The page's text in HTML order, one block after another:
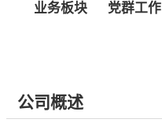
业务板块 党群工作
公司概述